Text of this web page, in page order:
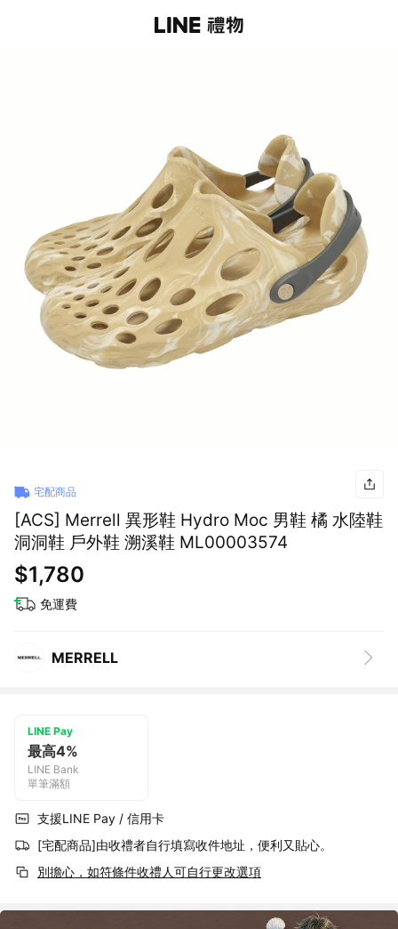
宅配商品
[ACS] Merrell 異形鞋 Hydro Moc 男鞋 橘 水陸鞋
洞洞鞋 戶外鞋 溯溪鞋 ML00003574
$1,780
免運費
MERRELL
LINE Pay
最高4%
LINE Bank
單筆滿額
支援LINE Pay / 信用卡
[宅配商品]由收禮者自行填寫收件地址，便利又貼心。
別擔心，如符條件收禮人可自行更改選項